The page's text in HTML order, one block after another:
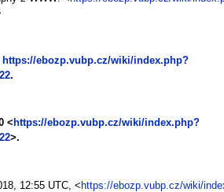
https://ebozp.vubp.cz/wiki/index.php?
.
< https://ebozp.vubp.cz/wiki/index.php?
>.
12:55 UTC, < https://ebozp.vubp.cz/wiki/